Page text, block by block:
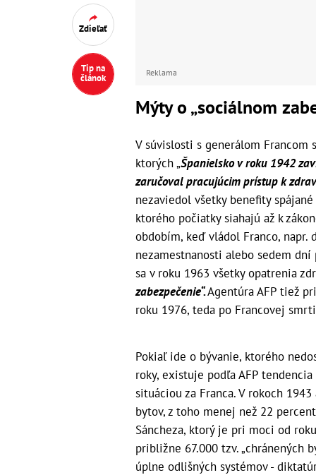
Zdieľať
Tip na
článok
Reklama
Mýty o „sociálnom
V súvislosti s generálom Francom
ktorých „Španielsko v roku 1942
zaručoval pracujúcim prístup k
nezaviedol všetky benefity
ktorého počiatky siahajú až k
obdobím, keď vládol Franco, napr.
nezamestnanosti alebo sedem
sa v roku 1963 všetky opatrenia
zabezpečenie“.Agentúra AFP tiež
roku 1976, teda po Francovej
Pokiaľ ide o bývanie, ktorého
roky, existuje podľa AFP
situáciou za Franca. V rokoch
bytov, z toho menej než 22
Sáncheza, ktorý je pri moci od
približne 67.000 tzv. „chránených
úplne odlišných systémov -